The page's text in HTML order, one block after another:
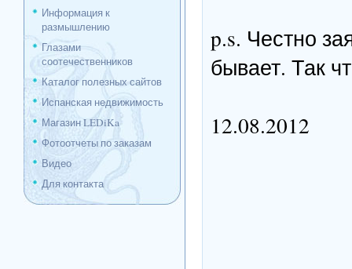
Информация к
размышлению
Глазами
соотечественников
Каталог полезных сайтов
Испанская недвижимость
Магазин LEDiKa
Фотоотчеты по заказам
Видео
Для контакта
p.s. Честно
бывает. Так
12.08.2012